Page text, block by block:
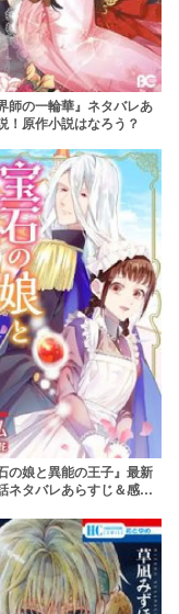
師の一輪華』ネタバレあ
！原作小説はなろう？
の娘と異能の王子』最新
ネタバレあらすじ＆感